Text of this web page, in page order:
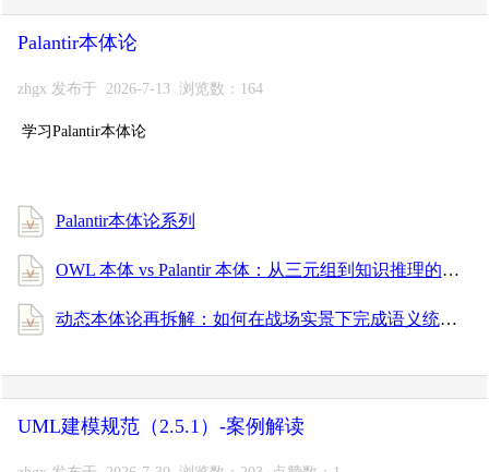
Palantir本体论
zhgx 发布于 2026-7-13 浏览数：164
学习Palantir本体论
Palantir本体论系列
OWL 本体 vs Palantir 本体：从三元组到知识推理的全面进阶指南
动态本体论再拆解：如何在战场实景下完成语义统一与消歧？
UML建模规范（2.5.1）-案例解读